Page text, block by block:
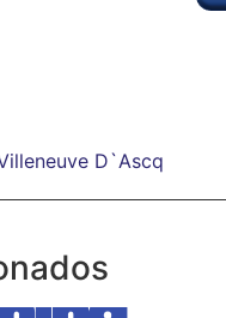
D`Ascq